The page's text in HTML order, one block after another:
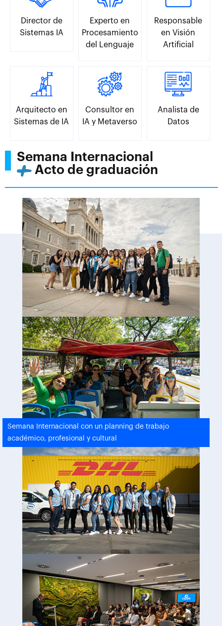
Director de
Sistemas IA
Experto en
Procesamiento
del Lenguaje
Responsable
en Visión
Artificial
Arquitecto en
Sistemas de IA
Consultor en
IA y Metaverso
Analista de
Datos
Semana Internacional
Acto de graduación
Semana Internacional con un planning de trabajo
académico, profesional y cultural